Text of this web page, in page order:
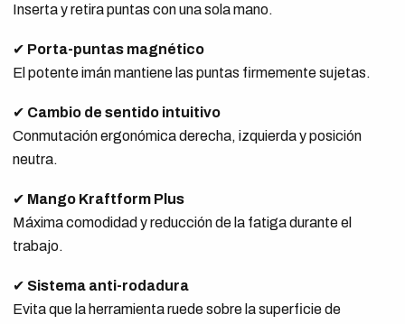
Inserta y retira puntas con una sola mano.
✔ Porta-puntas magnético
El potente imán mantiene las puntas firmemente sujetas.
✔ Cambio de sentido intuitivo
Conmutación ergonómica derecha, izquierda y posición
neutra.
✔ Mango Kraftform Plus
Máxima comodidad y reducción de la fatiga durante el
trabajo.
✔ Sistema anti-rodadura
Evita que la herramienta ruede sobre la superficie de